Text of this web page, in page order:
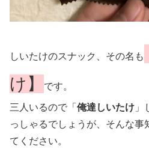
しいたけのスナック、その名も
け】
です。
三人いるので「 俺達しいたけ
っしゃるでしょうが、そんな事
てください。